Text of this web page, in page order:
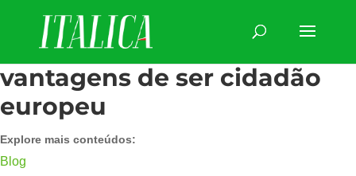
vantagens de ser cidadão
europeu
Explore mais conteúdos:
Blog